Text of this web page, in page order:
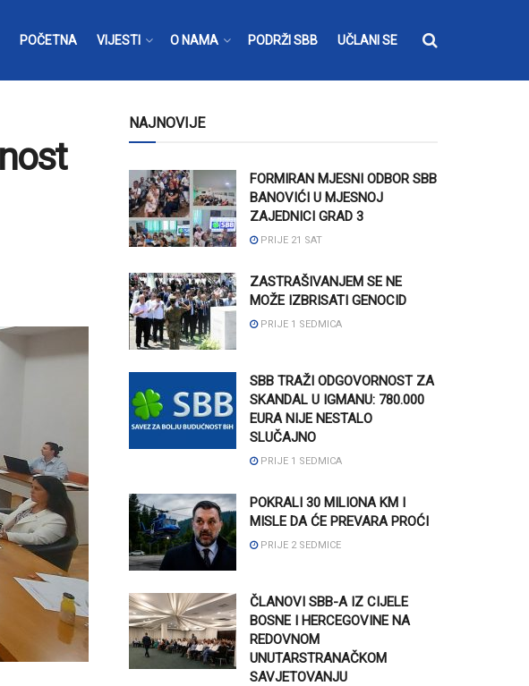
POČETNA VIJESTI O NAMA PODRŽI SBB UČLANI SE
NAJNOVIJE
FORMIRAN MJESNI ODBOR SBB
BANOVIĆI U MJESNOJ
ZAJEDNICI GRAD 3
PRIJE 21 SAT
ZASTRAŠIVANJEM SE NE
MOŽE IZBRISATI GENOCID
PRIJE 1 SEDMICA
SBB TRAŽI ODGOVORNOST ZA
SKANDAL U IGMANU: 780.000
EURA NIJE NESTALO
SLUČAJNO
PRIJE 1 SEDMICA
POKRALI 30 MILIONA KM I
MISLE DA ĆE PREVARA PROĆI
PRIJE 2 SEDMICE
ČLANOVI SBB-A IZ CIJELE
BOSNE I HERCEGOVINE NA
REDOVNOM
UNUTARSTRANAČKOM
SAVJETOVANJU